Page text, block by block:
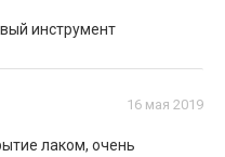
инструмент
16 мая 2019
лаком, очень